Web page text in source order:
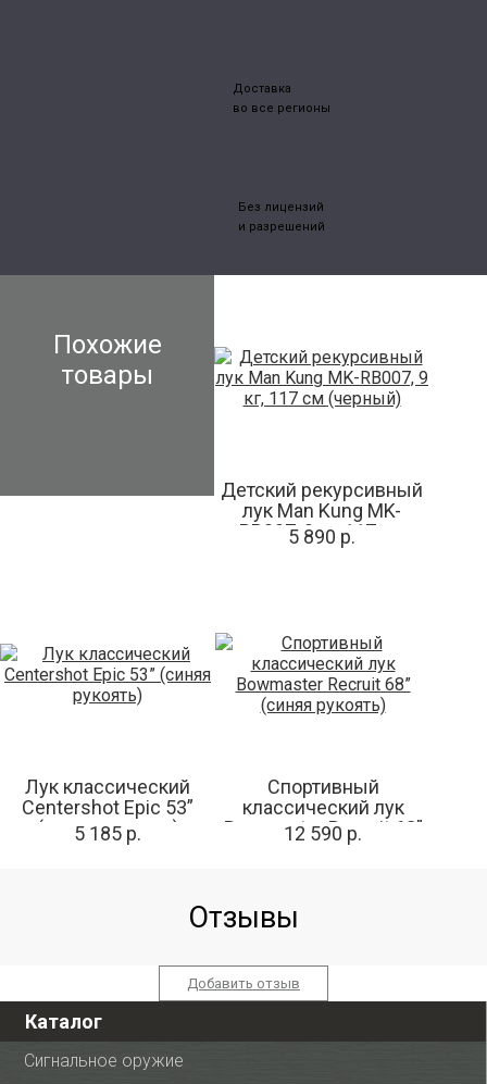
Доставка
во все регионы
Без лицензий
и разрешений
Похожие
товары
Детский рекурсивный
лук Man Kung MK-
RB007, 9 кг, 117 см
(черный)
5 890 р.
Лук классический
Centershot Epic 53”
(синяя рукоять)
5 185 р.
Спортивный
классический лук
Bowmaster Recruit 68”
(синяя рукоять)
12 590 р.
Отзывы
Добавить отзыв
Каталог
Сигнальное оружие